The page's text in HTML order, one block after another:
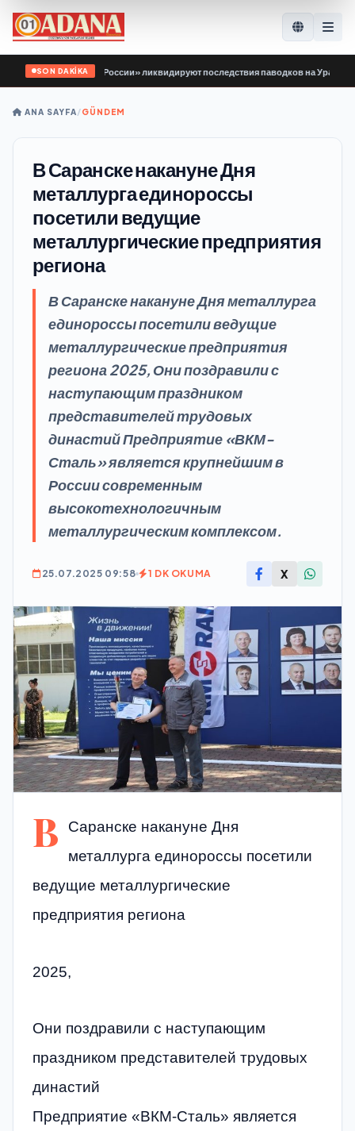
SON DAKİKA
Гвардии Единой России» ликвидируют последствия паводков на Урале и
ANA SAYFA/GÜNDEM
В Саранске накануне Дня
металлурга единороссы
посетили ведущие
металлургические предприятия
региона
В Саранске накануне Дня металлурга
единороссы посетили ведущие
металлургические предприятия
региона 2025, Они поздравили с
наступающим праздником
представителей трудовых
династий Предприятие «ВКМ-
Сталь» является крупнейшим в
России современным
высокотехнологичным
металлургическим комплексом.
25.07.2025 09:58 1 DK OKUMA X
В
Саранске накануне Дня
металлурга единороссы посетили
ведущие металлургические
предприятия региона
2025,
Они поздравили с наступающим
праздником представителей трудовых
династий
Предприятие «ВКМ-Сталь» является